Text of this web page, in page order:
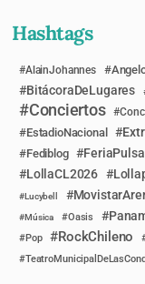
Hashtags
AlainJohannes
BitácoraDeLugares
Conciertos
EstadioNacional
Fediblog
LollaCL2026
Lucybell
Música Oasis
Pop
RockChileno